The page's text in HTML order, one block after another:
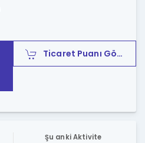
Ticaret Puanı Gönder
Şu anki Aktivite